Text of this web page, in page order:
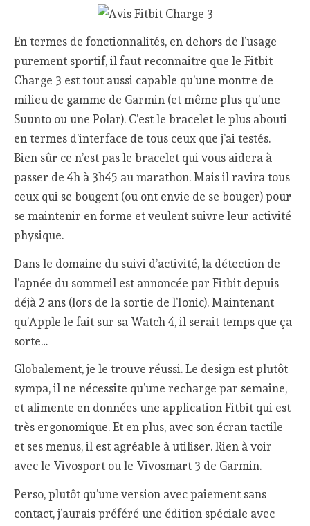
En termes de fonctionnalités, en dehors de l’usage
purement sportif, il faut reconnaitre que le Fitbit
Charge 3 est tout aussi capable qu’une montre de
milieu de gamme de Garmin (et même plus qu’une
Suunto ou une Polar). C’est le bracelet le plus abouti
en termes d’interface de tous ceux que j’ai testés.
Bien sûr ce n’est pas le bracelet qui vous aidera à
passer de 4h à 3h45 au marathon. Mais il ravira tous
ceux qui se bougent (ou ont envie de se bouger) pour
se maintenir en forme et veulent suivre leur activité
physique.
Dans le domaine du suivi d’activité, la détection de
l’apnée du sommeil est annoncée par Fitbit depuis
déjà 2 ans (lors de la sortie de l’Ionic). Maintenant
qu’Apple le fait sur sa Watch 4, il serait temps que ça
sorte…
Globalement, je le trouve réussi. Le design est plutôt
sympa, il ne nécessite qu’une recharge par semaine,
et alimente en données une application Fitbit qui est
très ergonomique. Et en plus, avec son écran tactile
et ses menus, il est agréable à utiliser. Rien à voir
avec le Vivosport ou le Vivosmart 3 de Garmin.
Perso, plutôt qu’une version avec paiement sans
contact, j’aurais préféré une édition spéciale avec